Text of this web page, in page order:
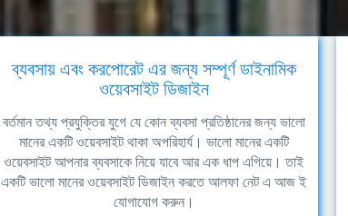
ব্যবসায় এবং করপোরেট এর জন্য সম্পূর্ণ ডাইনামিক
ওয়েবসাইট ডিজাইন
বর্তমান তথ্য প্রযুক্তির যুগে যে কোন ব্যবসা প্রতিষ্ঠানের জন্য ভালো
মানের একটি ওয়েবসাইট থাকা অপরিহার্য। ভালো মানের একটি
ওয়েবসাইট আপনার ব্যবসাকে নিয়ে যাবে আর এক ধাপ এগিয়ে। তাই
একটি ভালো মানের ওয়েবসাইট ডিজাইন করতে আলফা নেট এ আজ ই
যোগাযোগ করুন।